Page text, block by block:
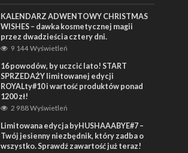
KALENDARZ ADWENTOWY CHRISTMAS
WISHES – dawka kosmetycznej magii
przez dwadzieścia cztery dni.
9 144 Wyświetleń
16 powodów, by uczcić lato! START
SPRZEDAŻY limitowanej edycji
ROYALty#10 i wartość produktów ponad
1200 zł!
2 988 Wyświetleń
Limitowana edycja byHUSHAAABYE#7 –
Twój jesienny niezbędnik, który zadba o
wszystko. Sprawdź zawartość już teraz!